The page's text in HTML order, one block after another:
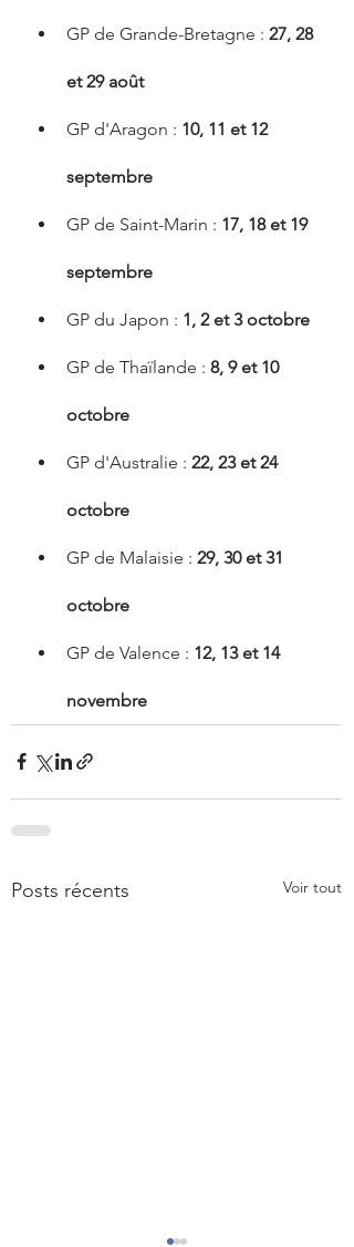
GP de Grande-Bretagne : 27, 28
et 29 août
GP d'Aragon : 10, 11 et 12
septembre
GP de Saint-Marin : 17, 18 et 19
septembre
GP du Japon : 1, 2 et 3 octobre
GP de Thaïlande : 8, 9 et 10
octobre
GP d'Australie : 22, 23 et 24
octobre
GP de Malaisie : 29, 30 et 31
octobre
GP de Valence : 12, 13 et 14
novembre
Posts récents Voir tout